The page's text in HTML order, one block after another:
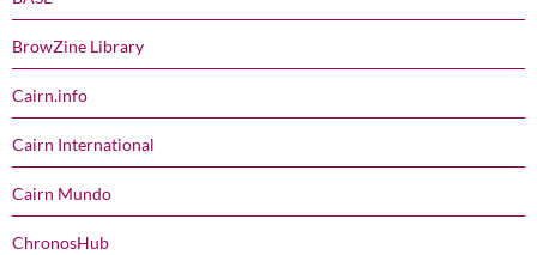
BrowZine Library
Cairn.info
Cairn International
Cairn Mundo
ChronosHub